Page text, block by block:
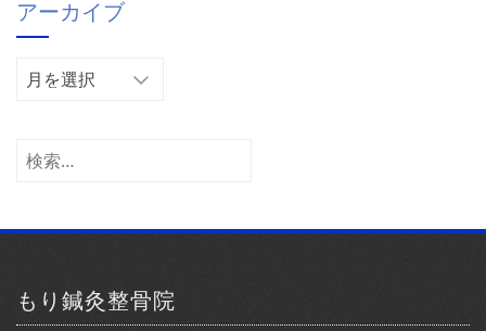
リ
ー
アーカイブ
ア
イ
検
もり鍼灸整骨院